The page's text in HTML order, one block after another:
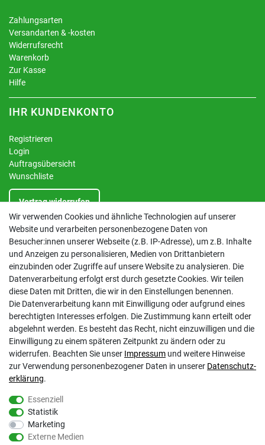
Zahlungsarten
Versandarten & -kosten
Widerrufsrecht
Warenkorb
Zur Kasse
Hilfe
IHR KUNDENKONTO
Registrieren
Login
Auftragsübersicht
Wunschliste
Vertrag widerrufen
INFORMATIONEN
Kontakt
Datenschutzerklärung
AGB
Impressum
Barrierefreiheitserklärung
Altbatterie-Ensorgung
Gölz Motorgeräte Nord GmbH & Co. KG
Melatengürtel 23
Wir verwenden Cookies und ähnliche Technologien auf unserer
Website und verarbeiten personenbezogene Daten von
Besucher:innen unserer Webseite (z.B. IP-Adresse), um z.B. Inhalte
und Anzeigen zu personalisieren, Medien von Drittanbietern
einzubinden oder Zugriffe auf unsere Website zu analysieren. Die
Datenverarbeitung erfolgt erst durch gesetzte Cookies. Wir teilen
diese Daten mit Dritten, die wir in den Einstellungen benennen.
Die Datenverarbeitung kann mit Einwilligung oder aufgrund eines
berechtigten Interesses erfolgen. Die Zustimmung kann erteilt oder
abgelehnt werden. Es besteht das Recht, nicht einzuwilligen und die
Einwilligung zu einem späteren Zeitpunkt zu ändern oder zu
widerrufen. Beachten Sie unser Impressum und weitere Hinweise
zur Verwendung personenbezogener Daten in unserer Daten­schutz­
erklärung.
Essenziell
Statistik
Marketing
Externe Medien